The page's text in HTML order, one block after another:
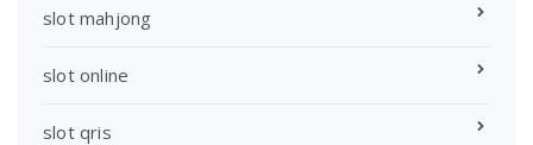
slot mahjong
slot online
slot qris